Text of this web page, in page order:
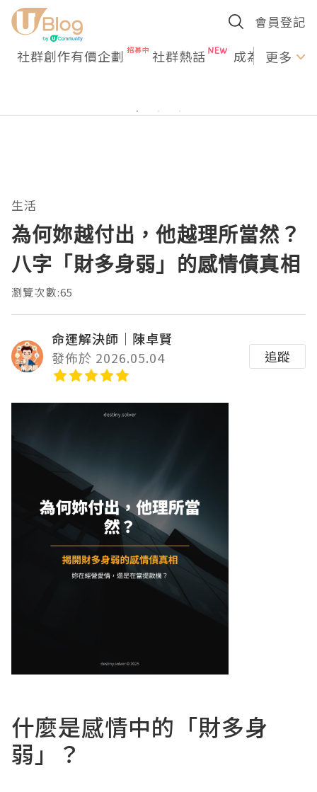
會員登記
社群創作有價企劃 社群熱話 成為U更多
生活
為何妳越付出，他越理所當然？
八字「財多身弱」的感情債真相
瀏覽次數:65
命運解決師｜陳卓賢
發佈於 2026.05.04
追蹤
什麼是感情中的「財多身
弱」？